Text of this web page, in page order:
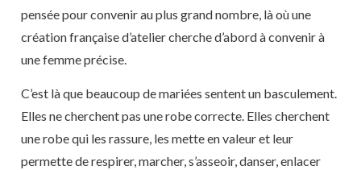
pensée pour convenir au plus grand nombre, là où une
création française d’atelier cherche d’abord à convenir à
une femme précise.
C’est là que beaucoup de mariées sentent un basculement.
Elles ne cherchent pas une robe correcte. Elles cherchent
une robe qui les rassure, les mette en valeur et leur
permette de respirer, marcher, s’asseoir, danser, enlacer